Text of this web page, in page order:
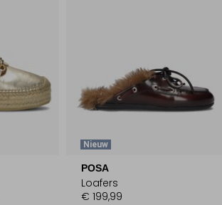
Nieuw
POSA
Loafers
€ 199,99